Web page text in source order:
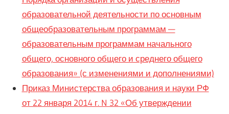
образовательной деятельности по основным
общеобразовательным программам —
образовательным программам начального
общего, основного общего и среднего общего
образования» (с изменениями и дополнениями)
Приказ Министерства образования и науки РФ
от 22 января 2014 г. N 32 «Об утверждении